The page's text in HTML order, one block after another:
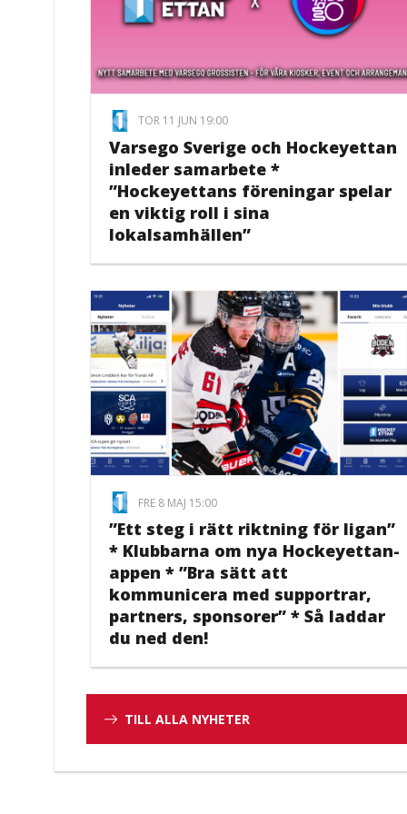
TOR 11 JUN 19:00
Varsego Sverige och Hockeyettan
inleder samarbete *
”Hockeyettans föreningar spelar
en viktig roll i sina
lokalsamhällen”
FRE 8 MAJ 15:00
”Ett steg i rätt riktning för ligan”
* Klubbarna om nya Hockeyettan-
appen * ”Bra sätt att
kommunicera med supportrar,
partners, sponsorer” * Så laddar
du ned den!
TILL ALLA NYHETER